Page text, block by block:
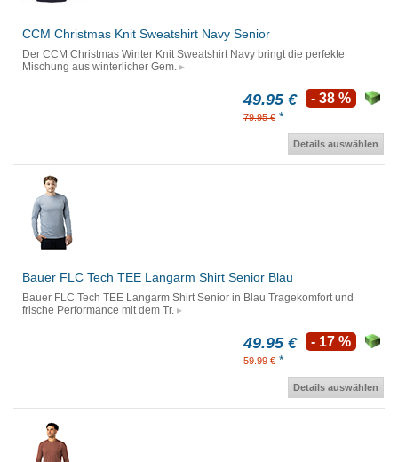
CCM Christmas Knit Sweatshirt Navy Senior
Der CCM Christmas Winter Knit Sweatshirt Navy bringt die perfekte
Mischung aus winterlicher Gem.
49.95 €
79.95 € *
- 38 %
Details auswählen
Bauer FLC Tech TEE Langarm Shirt Senior Blau
Bauer FLC Tech TEE Langarm Shirt Senior in Blau Tragekomfort und
frische Performance mit dem Tr.
49.95 €
59.99 € *
- 17 %
Details auswählen